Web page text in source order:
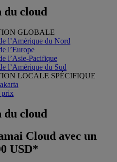
cloud
GLOBALE
l’Amérique du Nord
l’Europe
l’Asie-Pacifique
l’Amérique du Sud
LOCALE SPÉCIFIQUE
prix
cloud
Cloud avec un
USD*